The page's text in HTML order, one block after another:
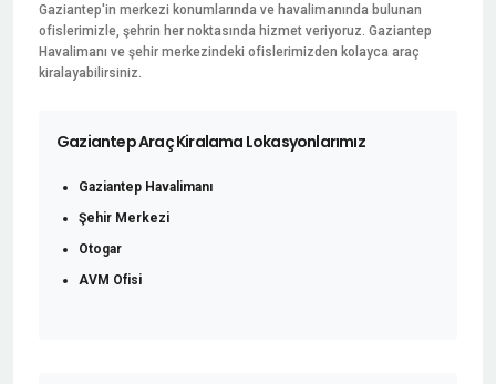
Gaziantep'in merkezi konumlarında ve havalimanında bulunan
ofislerimizle, şehrin her noktasında hizmet veriyoruz. Gaziantep
Havalimanı ve şehir merkezindeki ofislerimizden kolayca araç
kiralayabilirsiniz.
Gaziantep Araç Kiralama Lokasyonlarımız
Gaziantep Havalimanı
Şehir Merkezi
Otogar
AVM Ofisi